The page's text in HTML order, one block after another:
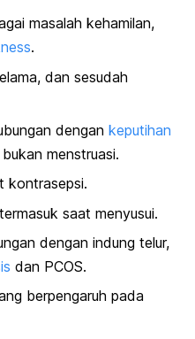
masalah kehamilan,
.
dan sesudah
dengan keputihan
menstruasi.
kontrasepsi.
saat menyusui.
dengan indung telur,
dan PCOS.
berpengaruh pada